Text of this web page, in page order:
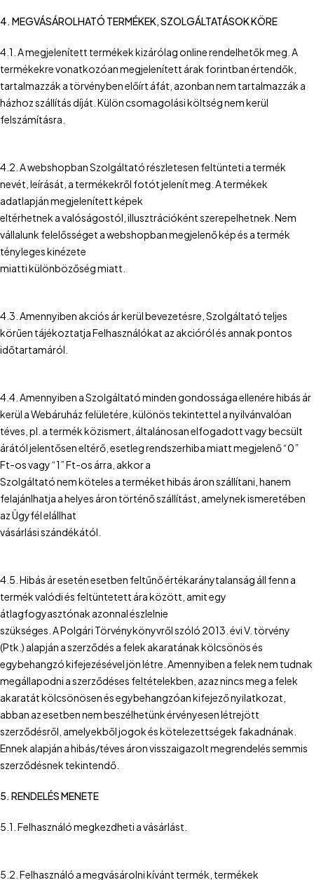
4. MEGVÁSÁROLHATÓ TERMÉKEK, SZOLGÁLTATÁSOK KÖRE
4.1. A megjelenített termékek kizárólag online rendelhetők meg. A
termékekre vonatkozóan megjelenített árak forintban értendők,
tartalmazzák a törvényben előírt áfát, azonban nem tartalmazzák a
házhoz szállítás díját. Külön csomagolási költség nem kerül
felszámításra.
4.2. A webshopban Szolgáltató részletesen feltünteti a termék
nevét, leírását, a termékekről fotót jelenít meg. A termékek
adatlapján megjelenített képek
eltérhetnek a valóságostól, illusztrációként szerepelhetnek. Nem
vállalunk felelősséget a webshopban megjelenő kép és a termék
tényleges kinézete
miatti különbözőség miatt.
4.3. Amennyiben akciós ár kerül bevezetésre, Szolgáltató teljes
körűen tájékoztatja Felhasználókat az akcióról és annak pontos
időtartamáról.
4.4. Amennyiben a Szolgáltató minden gondossága ellenére hibás ár
kerül a Webáruház felületére, különös tekintettel a nyilvánvalóan
téves, pl. a termék közismert, általánosan elfogadott vagy becsült
árától jelentősen eltérő, esetleg rendszerhiba miatt megjelenő “0”
Ft-os vagy “1” Ft-os árra, akkor a
Szolgáltató nem köteles a terméket hibás áron szállítani, hanem
felajánlhatja a helyes áron történő szállítást, amelynek ismeretében
az Ügyfél elállhat
vásárlási szándékától.
4.5. Hibás ár esetén esetben feltűnő értékaránytalanság áll fenn a
termék valódi és feltüntetett ára között, amit egy
átlagfogyasztónak azonnal észlelnie
szükséges. A Polgári Törvénykönyvről szóló 2013. évi V. törvény
(Ptk.) alapján a szerződés a felek akaratának kölcsönös és
egybehangzó kifejezésével jön létre. Amennyiben a felek nem tudnak
megállapodni a szerződéses feltételekben, azaz nincs meg a felek
akaratát kölcsönösen és egybehangzóan kifejező nyilatkozat,
abban az esetben nem beszélhetünk érvényesen létrejött
szerződésről, amelyekből jogok és kötelezettségek fakadnának.
Ennek alapján a hibás/téves áron visszaigazolt megrendelés semmis
szerződésnek tekintendő.
5. RENDELÉS MENETE
5.1. Felhasználó megkezdheti a vásárlást.
5.2. Felhasználó a megvásárolni kívánt termék, termékek